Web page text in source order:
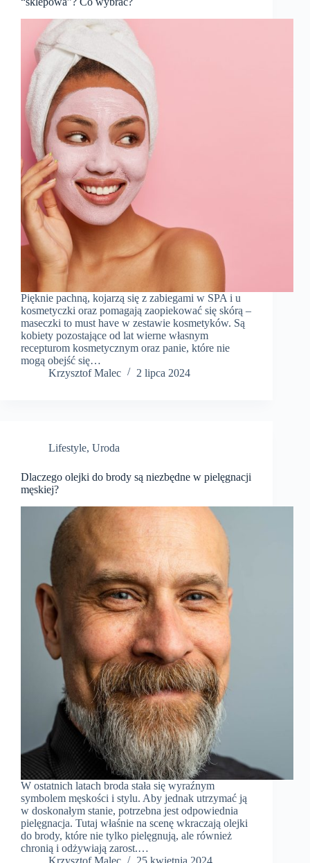
Pięknie pachną, kojarzą się z zabiegami w SPA i u
kosmetyczki oraz pomagają zaopiekować się skórą –
maseczki to must have w zestawie kosmetyków. Są
kobiety pozostające od lat wierne własnym
recepturom kosmetycznym oraz panie, które nie
mogą obejść się…
Krzysztof Malec
2 lipca 2024
Lifestyle, Uroda
Dlaczego olejki do brody są niezbędne w pielęgnacji
męskiej?
W ostatnich latach broda stała się wyraźnym
symbolem męskości i stylu. Aby jednak utrzymać ją
w doskonałym stanie, potrzebna jest odpowiednia
pielęgnacja. Tutaj właśnie na scenę wkraczają olejki
do brody, które nie tylko pielęgnują, ale również
chronią i odżywiają zarost.…
Krzysztof Malec
25 kwietnia 2024